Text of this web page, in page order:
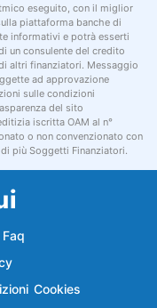
eseguito, con il miglior
piattaforma banche di
informativi e potrà esserti
un consulente del credito
altri finanziatori. Messaggio
ad approvazione
sulle condizioni
del sito
iscritta OAM al n°
o non convenzionato con
più Soggetti Finanziatori.
Faq
Cookies